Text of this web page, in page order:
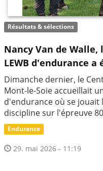
Résultats & sélections
Nancy Van de
LEWB d'endurance a
Dimanche dernier, le
Mont-le-Soie accueillait
d'endurance où se jouait
discipline sur l'épreuve
Endurance
29. mai 2026 - 11:19